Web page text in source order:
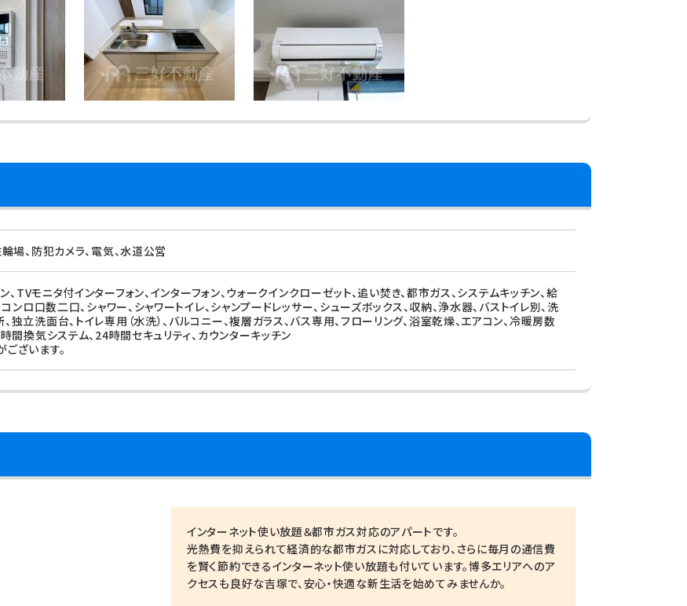
場、防犯カメラ、電気、水道公営
TVモニタ付インターフォン、インターフォン、ウォークインクローゼット、追い焚き、都市ガス、システムキッチン、給
ンロ口数二口、シャワー、シャワートイレ、シャンプードレッサー、シューズボックス、収納、浄水器、バストイレ別、洗
独立洗面台、トイレ専用（水洗）、バルコニー、複層ガラス、バス専用、フローリング、浴室乾燥、エアコン、冷暖房数
間換気システム、24時間セキュリティ、カウンターキッチン
ざいます。
インターネット使い放題＆都市ガス対応のアパートです。
光熱費を抑えられて経済的な都市ガスに対応しており、さらに毎月の通信費
を賢く節約できるインターネット使い放題も付いています。博多エリアへのア
クセスも良好な吉塚で、安心・快適な新生活を始めてみませんか。